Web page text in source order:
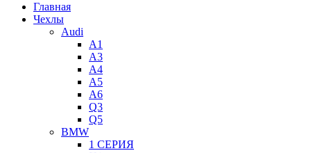
Главная
Чехлы
Audi
A1
A3
A4
A5
A6
Q3
Q5
BMW
1 СЕРИЯ